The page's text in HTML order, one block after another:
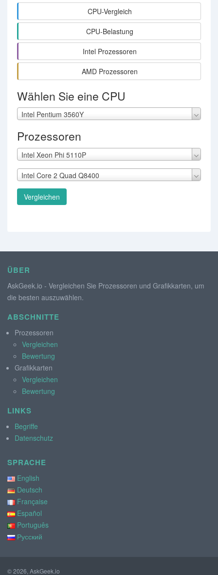
CPU-Vergleich
CPU-Belastung
Intel Prozessoren
AMD Prozessoren
Wählen Sie eine CPU
Intel Pentium 3560Y
Prozessoren
Intel Xeon Phi 5110P
Intel Core 2 Quad Q8400
Vergleichen
ÜBER
AskGeek.io - Vergleichen Sie Prozessoren und Grafikkarten, um
die besten auszuwählen.
ABSCHNITTE
Prozessoren
Vergleichen
Bewertung
Grafikkarten
Vergleichen
Bewertung
LINKS
Begriffe
Datenschutz
SPRACHE
English
Deutsch
Française
Español
Português
Русский
© 2026, AskGeek.io